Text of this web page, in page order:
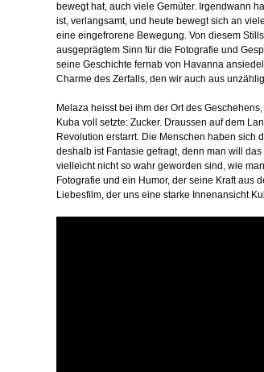
bewegt hat, auch viele Gemüter. Irgendwann
ist, verlangsamt, und heute bewegt sich an
eine eingefrorene Bewegung. Von diesem
ausgeprägtem Sinn für die Fotografie und
seine Geschichte fernab von Havanna
Charme des Zerfalls, den wir auch aus
Melaza heisst bei ihm der Ort des
Kuba voll setzte: Zucker. Draussen auf dem
Revolution erstarrt. Die Menschen haben sich
deshalb ist Fantasie gefragt, denn man will
vielleicht nicht so wahr geworden sind, wie
Fotografie und ein Humor, der seine Kraft aus
Liebesfilm, der uns eine starke Innenansicht